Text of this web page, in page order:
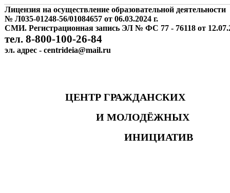
Лицензия на осуществление образовательной деятельности
№ Л035-01248-56/01084657 от 06.03.2024 г.
СМИ. Регистрационная запись ЭЛ № ФС 77 - 76118 от
тел. 8-800-100-26-84
эл. адрес - centrideia@mail.ru
ЦЕНТР ГРАЖДАНСКИХ
И МОЛОДЁЖНЫХ
ИНИЦИАТИВ